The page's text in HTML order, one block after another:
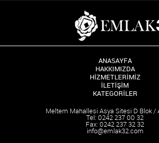
ANASAYFA
HAKKIMIZDA
HİZMETLERİMİZ
İLETİŞİM
KATEGORİLER
Meltem Mahallesi Asya Sitesi D Blok /
Tel: 0242 237 00 32
Fax: 0242 237 32 32
info@emlak32.com